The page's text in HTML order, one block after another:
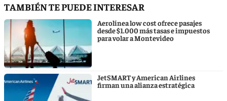
TAMBIÉN TE PUEDE INTERESAR
Aerolínea low cost ofrece pasajes
desde $1.000 más tasas e impuestos
para volar a Montevideo
JetSMART y American Airlines
firman una alianza estratégica